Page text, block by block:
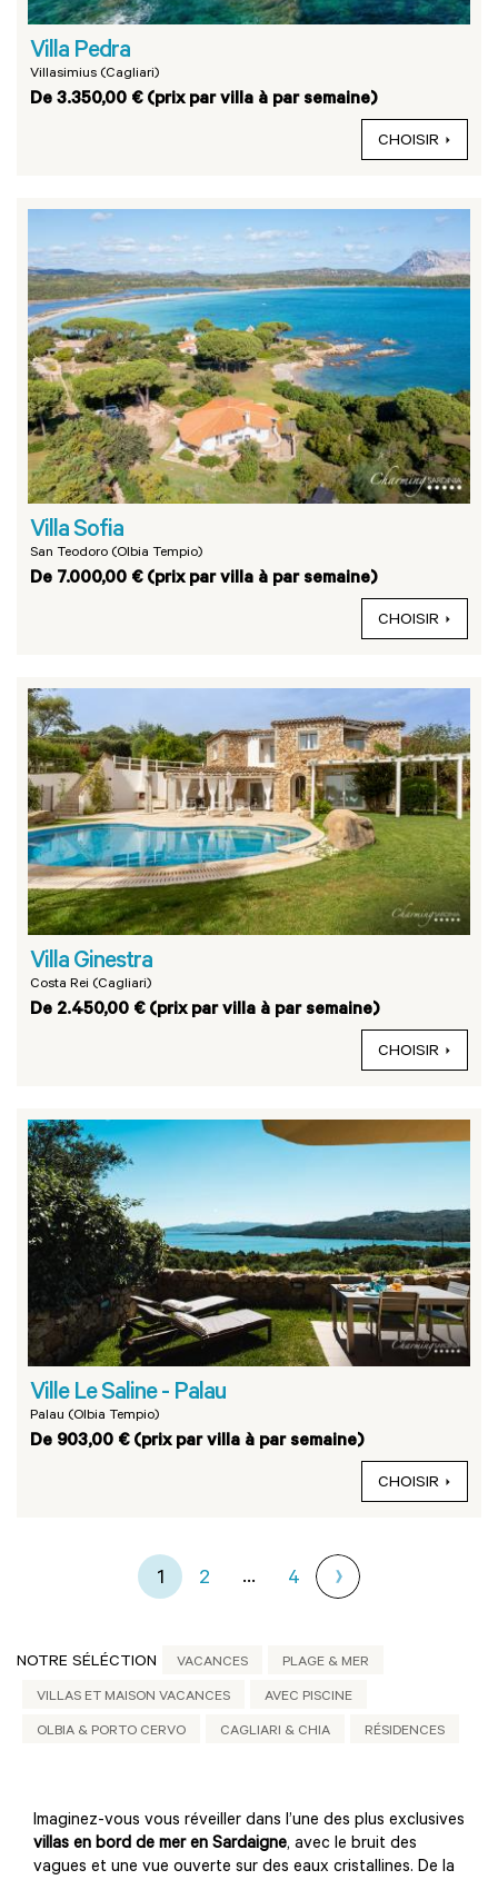
Villa Pedra
Villasimius (Cagliari)
De 3.350,00 € (prix par villa à par semaine)
CHOISIR
Villa Sofia
San Teodoro (Olbia Tempio)
De 7.000,00 € (prix par villa à par semaine)
CHOISIR
Villa Ginestra
Costa Rei (Cagliari)
De 2.450,00 € (prix par villa à par semaine)
CHOISIR
Ville Le Saline - Palau
Palau (Olbia Tempio)
De 903,00 € (prix par villa à par semaine)
CHOISIR
1 2 ... 4
NOTRE SÉLÉCTION VACANCES PLAGE & MER
VILLAS ET MAISON VACANCES AVEC PISCINE
OLBIA & PORTO CERVO CAGLIARI & CHIA RÉSIDENCES
Imaginez-vous vous réveiller dans l’une des plus exclusives
villas en bord de mer en Sardaigne, avec le bruit des
vagues et une vue ouverte sur des eaux cristallines. De la